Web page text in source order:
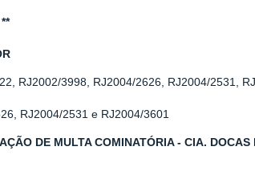
RJ2002/3998, RJ2004/2626, RJ2004/2531,
RJ2004/2531 e RJ2004/3601
DE MULTA COMINATÓRIA - CIA.